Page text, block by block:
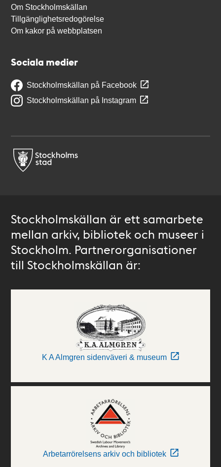
Om Stockholmskällan
Tillgänglighetsredogörelse
Om kakor på webbplatsen
Sociala medier
Stockholmskällan på Facebook
Stockholmskällan på Instagram
Stockholmskällan är ett samarbete
mellan arkiv, bibliotek och museer i
Stockholm. Partnerorganisationer
till Stockholmskällan är:
K A Almgren sidenväveri & museum
Arbetarrörelsens arkiv och bibliotek